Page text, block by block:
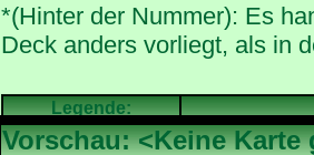
*(Hinter der Nummer): Es
5-
5